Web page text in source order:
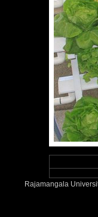
Rajamangala